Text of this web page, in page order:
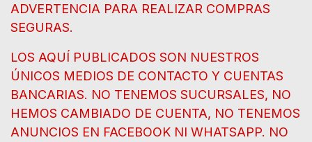
ADVERTENCIA PARA REALIZAR COMPRAS
SEGURAS.
LOS AQUÍ PUBLICADOS SON NUESTROS
ÚNICOS MEDIOS DE CONTACTO Y CUENTAS
BANCARIAS. NO TENEMOS SUCURSALES, NO
HEMOS CAMBIADO DE CUENTA, NO TENEMOS
ANUNCIOS EN FACEBOOK NI WHATSAPP. NO